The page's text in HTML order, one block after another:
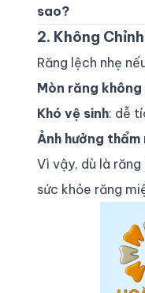
ĐIỆN TỬ
điện thoại đã đăng ký.
sao?
2. Không
Răng lệch nhẹ
Mòn răng không
Khó vệ sinh: dễ
Ảnh hưởng thẩm
Vì vậy, dù là
sức khỏe răng